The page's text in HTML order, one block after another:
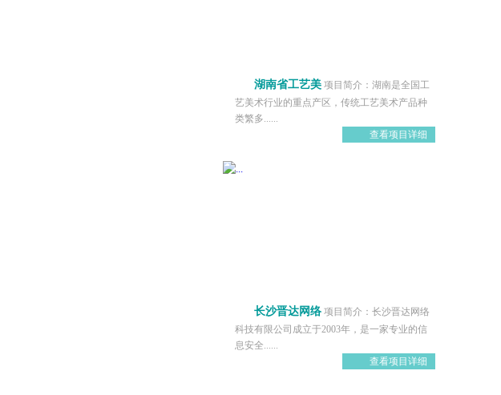
湖南省工艺美 项目简介：湖南是全国工
艺美术行业的重点产区，传统工艺美术产品种
类繁多......
查看项目详细
长沙晋达网络 项目简介：长沙晋达网络
科技有限公司成立于2003年，是一家专业的信
息安全......
查看项目详细